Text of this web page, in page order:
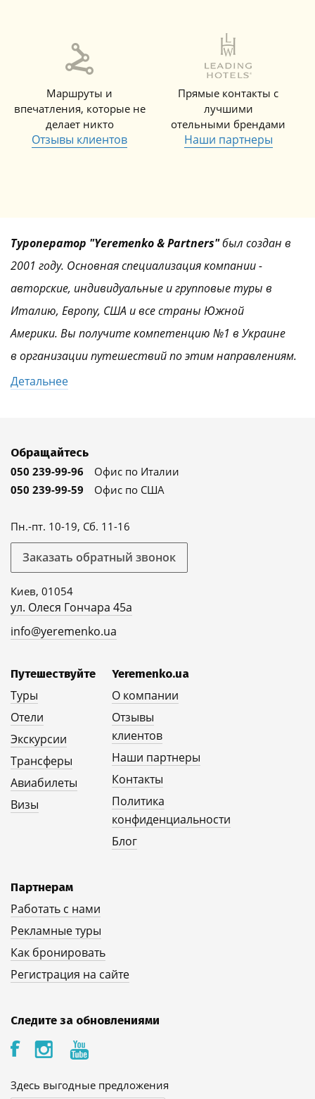
Маршруты и
впечатления, которые не
делает никто
Отзывы клиентов
Прямые контакты с
лучшими
отельными брендами
Наши партнеры
Туроператор "Yeremenko & Partners"был создан в
2001 году. Основная специализация компании -
авторские, индивидуальные и групповые туры в
Италию, Европу, США и все страны Южной
Америки. Вы получите компетенцию №1 в Украине
в организации путешествий по этим направлениям.
Детальнее
Обращайтесь
050 239-99-96
Офис по Италии
050 239-99-59
Офис по США
Пн.-пт. 10-19, Сб. 11-16
Заказать обратный звонок
Киев, 01054
ул. Олеся Гончара 45а
info@yeremenko.ua
Путешествуйте
Туры
Отели
Экскурсии
Трансферы
Авиабилеты
Визы
Yeremenko.ua
О компании
Отзывы
клиентов
Наши партнеры
Контакты
Политика
конфиденциальности
Блог
Партнерам
Работать с нами
Рекламные туры
Как бронировать
Регистрация на сайте
Следите за обновлениями
Здесь выгодные предложения